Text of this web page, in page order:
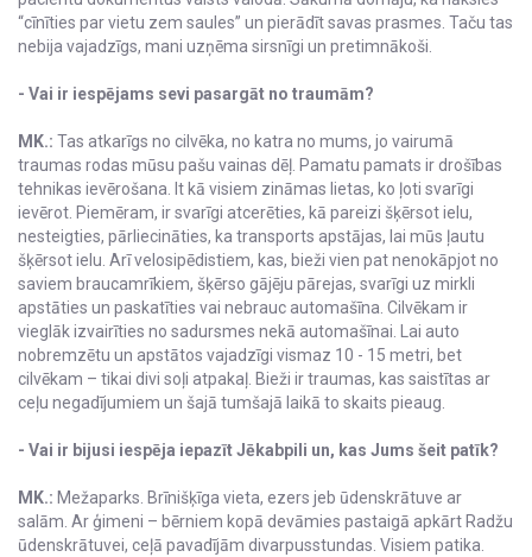
“cīnīties par vietu zem saules” un pierādīt savas prasmes. Taču tas
nebija vajadzīgs, mani uzņēma sirsnīgi un pretimnākoši.
- Vai ir iespējams sevi pasargāt no traumām?
MK.: Tas atkarīgs no cilvēka, no katra no mums, jo vairumā
traumas rodas mūsu pašu vainas dēļ. Pamatu pamats ir drošības
tehnikas ievērošana. It kā visiem zināmas lietas, ko ļoti svarīgi
ievērot. Piemēram, ir svarīgi atcerēties, kā pareizi šķērsot ielu,
nesteigties, pārliecināties, ka transports apstājas, lai mūs ļautu
šķērsot ielu. Arī velosipēdistiem, kas, bieži vien pat nenokāpjot no
saviem braucamrīkiem, šķērso gājēju pārejas, svarīgi uz mirkli
apstāties un paskatīties vai nebrauc automašīna. Cilvēkam ir
vieglāk izvairīties no sadursmes nekā automašīnai. Lai auto
nobremzētu un apstātos vajadzīgi vismaz 10 - 15 metri, bet
cilvēkam – tikai divi soļi atpakaļ. Bieži ir traumas, kas saistītas ar
ceļu negadījumiem un šajā tumšajā laikā to skaits pieaug.
- Vai ir bijusi iespēja iepazīt Jēkabpili un, kas Jums šeit patīk?
MK.: Mežaparks. Brīnišķīga vieta, ezers jeb ūdenskrātuve ar
salām. Ar ģimeni – bērniem kopā devāmies pastaigā apkārt Radžu
ūdenskrātuvei, ceļā pavadījām divarpusstundas. Visiem patika.